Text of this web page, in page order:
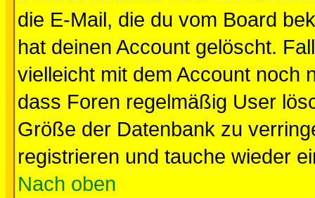
die E-Mail, die du vom Board
hat deinen Account gelöscht.
vielleicht mit dem Account noch
dass Foren regelmäßig User
Größe der Datenbank zu
registrieren und tauche wieder
Nach oben